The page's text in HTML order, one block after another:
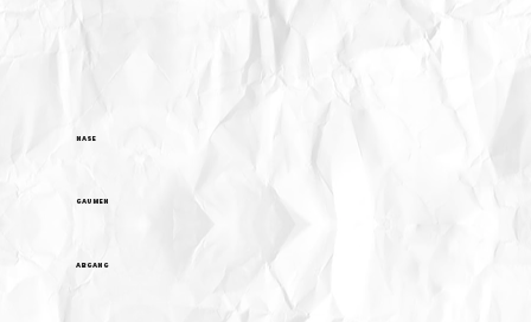
NASE
GAUMEN
ABGANG